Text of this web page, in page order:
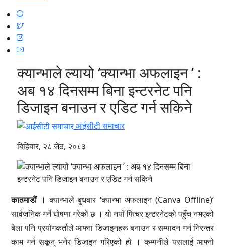
क्यान्भाले ल्यायो ‘क्यान्भा अफलाइन ’ :
अब १४ दिनसम्म बिना इन्टरनेट पनि
डिजाइन बनाउन र एडिट गर्न सकिने
आईसीटी समाचार
बिहिबार, २८ जेठ, २०८३
काठमाडौं । क्यान्भाले बुधबार ‘क्यान्भा अफलाइन (Canva Offline)’
सार्वजनिक गर्ने घोषणा गरेको छ । यो नयाँ फिचर इन्टरनेटको पहुँच नभएको
बेला पनि प्रयोगकर्ताले आफ्ना डिजाइनहरू बनाउन र सम्पादन गर्न निरन्तर
काम गर्न सकून् भनेर डिजाइन गरिएको हो । कम्पनीले यसलाई आफ्नो